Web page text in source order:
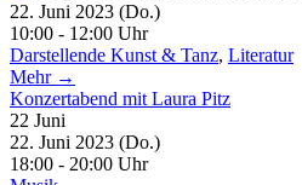
22. Juni 2023 (Do.)
10:00 - 12:00 Uhr
Darstellende Kunst & Tanz, Literatur
Mehr →
Konzertabend mit Laura Pitz
22 Juni
22. Juni 2023 (Do.)
18:00 - 20:00 Uhr